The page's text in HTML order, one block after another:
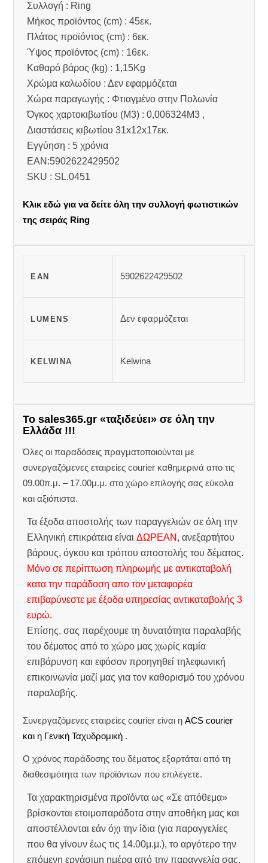
Συλλογή : Ring
Μήκος προϊόντος (cm) : 45εκ.
Πλάτος προϊόντος (cm) : 6εκ.
Ύψος προϊόντος (cm) : 16εκ.
Καθαρό βάρος (kg) : 1,15Kg
Χρώμα καλωδίου : Δεν εφαρμόζεται
Χώρα παραγωγής : Φτιαγμένο στην Πολωνία
Όγκος χαρτοκιβωτίου (M3) : 0,006324M3 ,
Διαστάσεις κιβωτίου 31x12x17εκ.
Εγγύηση : 5 χρόνια
EAN:5902622429502
SKU : SL.0451
Κλικ εδώ για να δείτε όλη την συλλογή φωτιστικών
της σειράς Ring
EAN 5902622429502
LUMENS Δεν εφαρμόζεται
KELWINA Kelwina
Το sales365.gr «ταξιδεύει» σε όλη την
Ελλάδα !!!
Όλες οι παραδόσεις πραγματοποιούνται με
συνεργαζόμενες εταιρείες courier καθημερινά απο τις
09.00π.μ. – 17.00μ.μ. στο χώρο επιλογής σας εύκολα
και αξιόπιστα.
Τα έξοδα αποστολής των παραγγελιών σε όλη την
Ελληνική επικράτεια είναιΔΩΡΕΑΝ , ανεξαρτήτου
βάρους, όγκου και τρόπου αποστολής του δέματος.
Μόνο σε περίπτωση πληρωμής με αντικαταβολή
κατα την παράδοση απο τον μεταφορέα
επιβαρύνεστε με έξοδα υπηρεσίας αντικαταβολής 3
ευρώ.
Επίσης, σας παρέχουμε τη δυνατότητα παραλαβής
του δέματος από το χώρο μας χωρίς καμία
επιβάρυνση και εφόσον προηγηθεί τηλεφωνική
επικοινωνία μαζί μας για τον καθορισμό του χρόνου
παραλαβής.
Συνεργαζόμενες εταιρείες courier είναι ηACS courier
και η Γενική Ταχυδρομική .
Ο χρόνος παράδοσης του δέματος εξαρτάται από τη
διαθεσιμότητα των προϊόντων που επιλέγετε.
Τα χαρακτηρισμένα προϊόντα ως «Σε απόθεμα»
βρίσκονται ετοιμοπαράδοτα στην αποθήκη μας και
αποστέλλονται εάν όχι την ίδια (για παραγγελίες
που θα γίνουν έως τις 14.00μ.μ.), το αργότερο την
επόμενη εργάσιμη ημέρα από την παραγγελία σας.